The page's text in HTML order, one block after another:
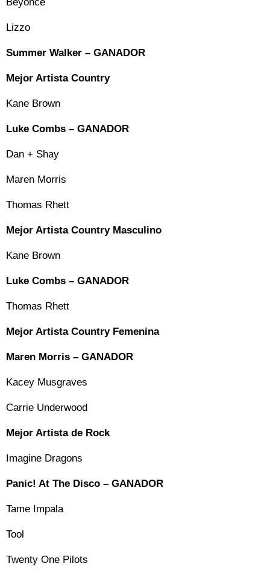
Lizzo
Summer Walker – GANADOR
Mejor Artista Country
Kane Brown
Luke Combs – GANADOR
Dan + Shay
Maren Morris
Thomas Rhett
Mejor Artista Country Masculino
Kane Brown
Luke Combs – GANADOR
Thomas Rhett
Mejor Artista Country Femenina
Maren Morris – GANADOR
Kacey Musgraves
Carrie Underwood
Mejor Artista de Rock
Imagine Dragons
Panic! At The Disco – GANADOR
Tame Impala
Tool
Twenty One Pilots